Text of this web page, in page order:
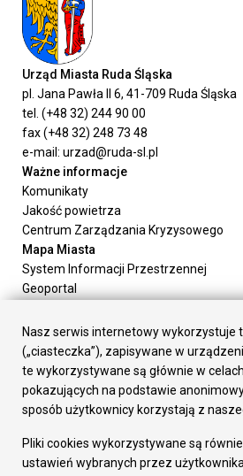
Urząd Miasta Ruda Śląska
pl. Jana Pawła II 6, 41-709 Ruda Śląska
tel. (+48 32) 244 90 00
fax (+48 32) 248 73 48
e-mail: urzad@ruda-sl.pl
Ważne informacje
Komunikaty
Jakość powietrza
Centrum Zarządzania Kryzysowego
Mapa Miasta
System Informacji Przestrzennej
Geoportal
Załatw sprawę
Prezydent Miasta
Rada Miasta
Wydziały
Elektroniczna Skrzynka Podawcza
Gospodarka
Fundusze europejskie
Nasz serwis internetowy wykorzystuje
(„ciasteczka”), zapisywane w
te wykorzystywane są głównie w
pokazujących na podstawie
sposób użytkownicy korzystają z
Pliki cookies wykorzystywane są
ustawień wybranych przez